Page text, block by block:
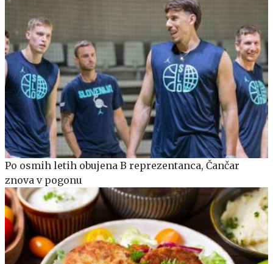
Po osmih letih obujena B reprezentanca, Čančar
znova v pogonu